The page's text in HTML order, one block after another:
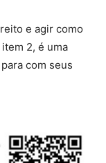
e agir como
2, é uma
com seus